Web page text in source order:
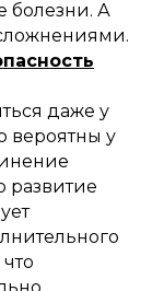
болезни. А
даже у
вероятны у